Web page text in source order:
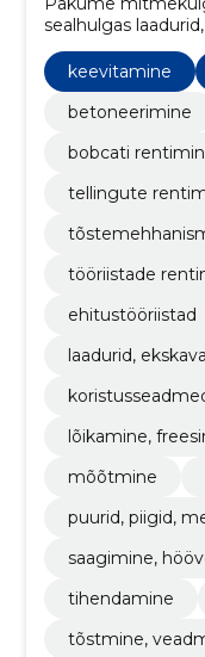
sealhulgas
keevitamine
betoneerimine
bobcati
tellingute
tööriistade
ehitustööriistad
laadurid,
lõikamine,
mõõtmine
puurid, piigid,
saagimine,
tihendamine
tõstmine,